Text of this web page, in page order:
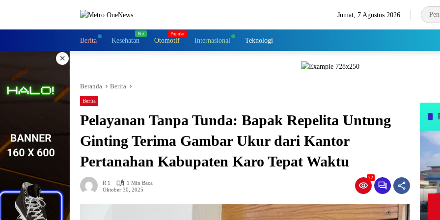
Jumat, 7 Agustus 2026
Berita Kesehatan Otomotif Internasional Teknologi
×
Beranda Berita
Berita
Pelayanan Tanpa Tunda: Bapak Repelita Untung
Ginting Terima Gambar Ukur dari Kantor
Pertanahan Kabupaten Karo Tepat Waktu
R 1
1 Min Baca
Oktober 30, 2025
72